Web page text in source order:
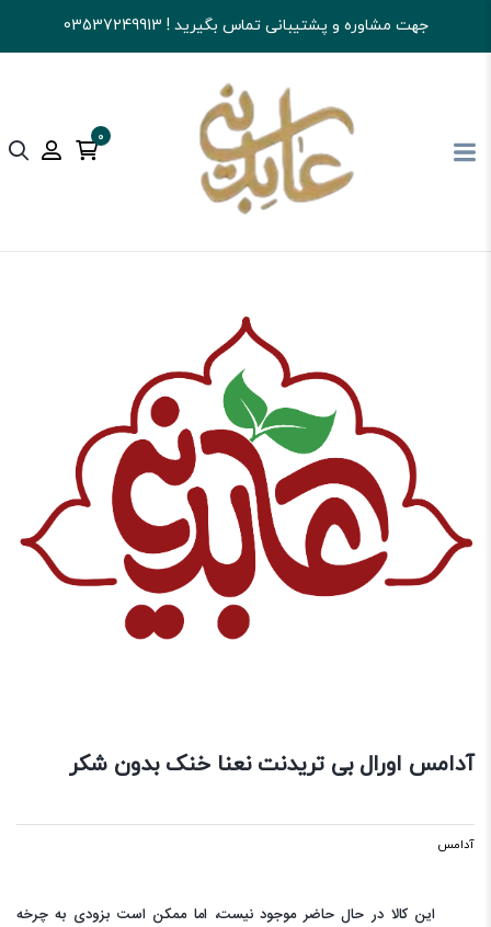
جهت مشاوره و پشتیبانی تماس بگیرید ! 03537249913
0
آجیل و خشکبار عابدینی تنقلات آدامس
آدامس اورال بی تریدنت نعنا خنک بدون شکر
آدامس
این کالا در حال حاضر موجود نیست، اما ممکن است بزودی به چرخه